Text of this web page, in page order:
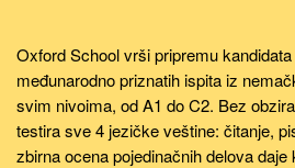
Oxford School vrši pripremu
međunarodno priznatih ispita iz
svim nivoima, od A1 do C2. Bez
testira sve 4 jezičke veštine: čitanje,
zbirna ocena pojedinačnih delova